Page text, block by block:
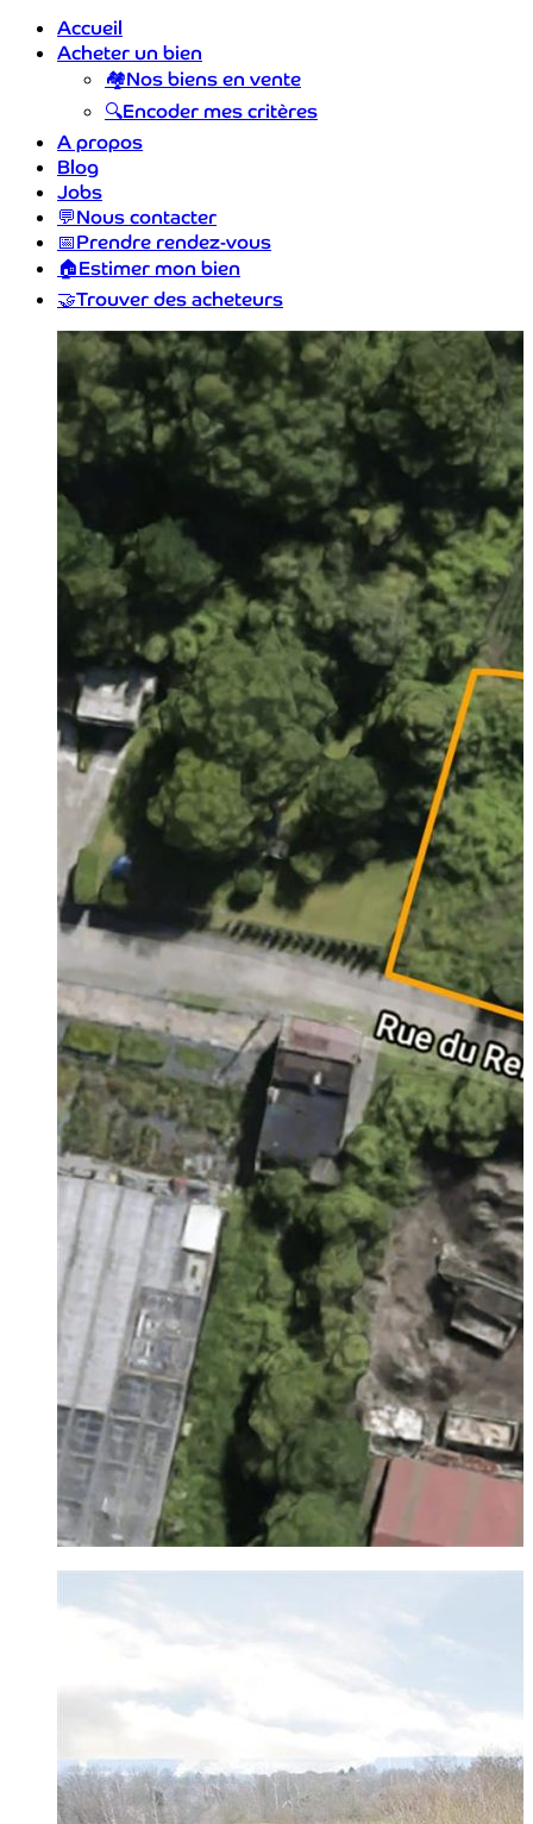
Accueil
Acheter un bien
🏘️Nos biens en vente
🔍Encoder mes critères
A propos
Blog
Jobs
💬Nous contacter
📅Prendre rendez-vous
🏠Estimer mon bien
🤝Trouver des acheteurs